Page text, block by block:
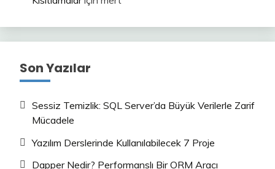
Son Yazılar
Sessiz Temizlik: SQL Server’da Büyük Verilerle Zarif
Mücadele
Yazılım Derslerinde Kullanılabilecek 7 Proje
Dapper Nedir? Performanslı Bir ORM Aracı